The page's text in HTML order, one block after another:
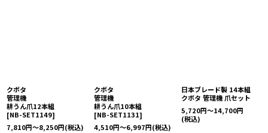
クボタ
管理機
耕うん爪12本組
[NB-SET1149]
7,810円～8,250円(税込)
クボタ
管理機
耕うん爪10本組
[NB-SET1131]
4,510円～6,997円(税込)
日本ブレード製 14本組
クボタ 管理機 爪セット
5,720円～14,700円
(税込)